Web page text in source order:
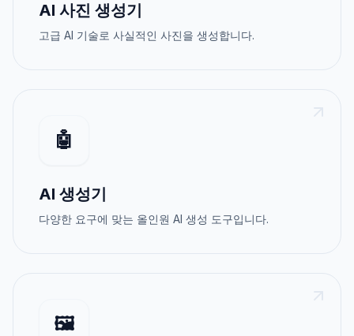
AI 사진 생성기
고급 AI 기술로 사실적인 사진을 생성합니다.
🤖
AI 생성기
다양한 요구에 맞는 올인원 AI 생성 도구입니다.
🖼️